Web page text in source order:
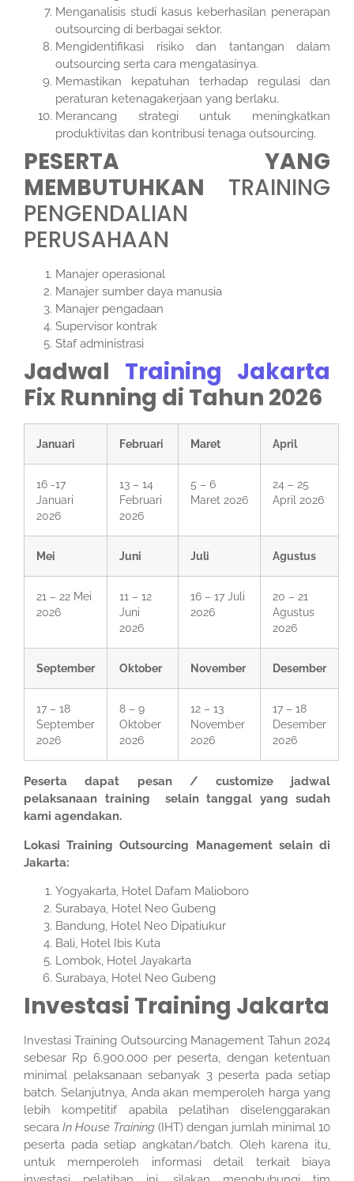
Menganalisis studi kasus keberhasilan penerapan
outsourcing di berbagai sektor.
Mengidentifikasi risiko dan tantangan dalam
outsourcing serta cara mengatasinya.
Memastikan kepatuhan terhadap regulasi dan
peraturan ketenagakerjaan yang berlaku.
Merancang strategi untuk meningkatkan
produktivitas dan kontribusi tenaga outsourcing.
PESERTA YANG
MEMBUTUHKAN TRAINING
PENGENDALIAN
PERUSAHAAN
Manajer operasional
Manajer sumber daya manusia
Manajer pengadaan
Supervisor kontrak
Staf administrasi
Jadwal Training Jakarta
Fix Running di Tahun 2026
Januari Februari Maret April
16 -17
Januari
2026
13 – 14
Februari
2026
5 – 6
Maret 2026
24 – 25
April 2026
Mei Juni Juli Agustus
21 – 22 Mei
2026
11 – 12
Juni
2026
16 – 17 Juli
2026
20 – 21
Agustus
2026
September Oktober November Desember
17 – 18
September
2026
8 – 9
Oktober
2026
12 – 13
November
2026
17 – 18
Desember
2026
Peserta dapat pesan / customize jadwal
pelaksanaan training selain tanggal yang sudah
kami agendakan.
Lokasi Training Outsourcing Management selain di
Jakarta:
Yogyakarta, Hotel Dafam Malioboro
Surabaya, Hotel Neo Gubeng
Bandung, Hotel Neo Dipatiukur
Bali, Hotel Ibis Kuta
Lombok, Hotel Jayakarta
Surabaya, Hotel Neo Gubeng
Investasi Training Jakarta
Investasi Training Outsourcing Management Tahun 2024
sebesar Rp 6.900.000 per peserta, dengan ketentuan
minimal pelaksanaan sebanyak 3 peserta pada setiap
batch. Selanjutnya, Anda akan memperoleh harga yang
lebih kompetitif apabila pelatihan diselenggarakan
secara In House Training (IHT) dengan jumlah minimal 10
peserta pada setiap angkatan/batch. Oleh karena itu,
untuk memperoleh informasi detail terkait biaya